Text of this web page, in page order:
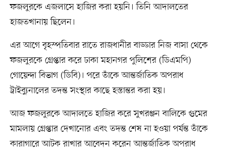
ফজলুরকে এজলাসে হাজির করা হয়নি। তিনি আদালতের
হাজতখানায় ছিলেন।
এর আগে বৃহস্পতিবার রাতে রাজধানীর বাড্ডার নিজ বাসা থেকে
ফজলুরকে গ্রেপ্তার করে ঢাকা মহানগর পুলিশের (ডিএমপি)
গোয়েন্দা বিভাগ (ডিবি)। পরে তাঁকে আন্তর্জাতিক অপরাধ
ট্রাইব্যুনালের তদন্ত সংস্থার কাছে হস্তান্তর করা হয়।
আজ ফজলুরকে আদালতে হাজির করে সুখরঞ্জন বালিকে গুমের
মামলায় গ্রেপ্তার দেখানোর এবং তদন্ত শেষ না হওয়া পর্যন্ত তাঁকে
কারাগারে আটক রাখার আবেদন করেন আন্তর্জাতিক অপরাধ